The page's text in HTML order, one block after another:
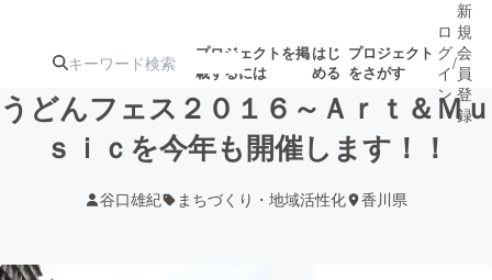
プロジェクトを掲
載するには
はじ
める
プロジェクト
をさがす
注目のリ
ターン
ジェクト
募集終了が近いプ
ロジェクト
されます
ロ
グ
イ
ン
/
新
規
会
員
登
録
うどんフェス２０１６～Ａｒｔ＆Ｍｕ
ｓｉｃを今年も開催します！！
谷口雄紀 まちづくり・地域活性化 香川県